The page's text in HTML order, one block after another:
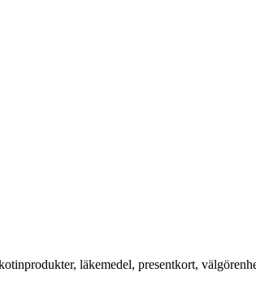
läkemedel, presentkort,